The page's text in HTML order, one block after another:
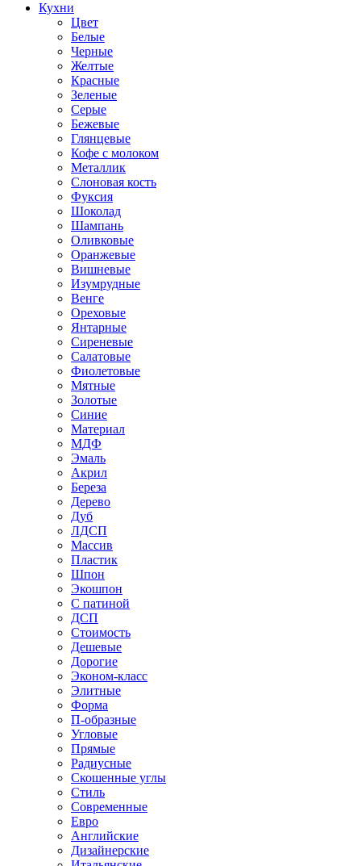
Кухни
Цвет
Белые
Черные
Желтые
Красные
Зеленые
Серые
Бежевые
Глянцевые
Кофе с молоком
Металлик
Слоновая кость
Фуксия
Шоколад
Шампань
Оливковые
Оранжевые
Вишневые
Изумрудные
Венге
Ореховые
Янтарные
Сиреневые
Салатовые
Фиолетовые
Мятные
Золотые
Синие
Материал
МДФ
Эмаль
Акрил
Береза
Дерево
Дуб
ЛДСП
Массив
Пластик
Шпон
Экошпон
С патиной
ДСП
Стоимость
Дешевые
Дорогие
Эконом-класс
Элитные
Форма
П-образные
Угловые
Прямые
Радиусные
Скошенные углы
Стиль
Современные
Евро
Английские
Дизайнерские